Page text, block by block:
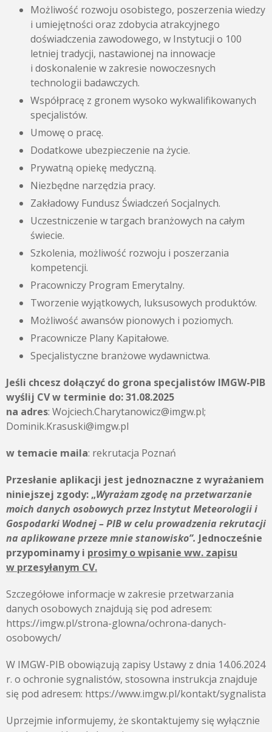
Możliwość rozwoju osobistego, poszerzenia wiedzy
i umiejętności oraz zdobycia atrakcyjnego
doświadczenia zawodowego, w Instytucji o 100
letniej tradycji, nastawionej na innowacje
i doskonalenie w zakresie nowoczesnych
technologii badawczych.
Współpracę z gronem wysoko wykwalifikowanych
specjalistów.
Umowę o pracę.
Dodatkowe ubezpieczenie na życie.
Prywatną opiekę medyczną.
Niezbędne narzędzia pracy.
Zakładowy Fundusz Świadczeń Socjalnych.
Uczestniczenie w targach branżowych na całym
świecie.
Szkolenia, możliwość rozwoju i poszerzania
kompetencji.
Pracowniczy Program Emerytalny.
Tworzenie wyjątkowych, luksusowych produktów.
Możliwość awansów pionowych i poziomych.
Pracownicze Plany Kapitałowe.
Specjalistyczne branżowe wydawnictwa.
Jeśli chcesz dołączyć do grona specjalistów IMGW-PIB
wyślij CV w terminie do:31.08.2025
na adres: Wojciech.Charytanowicz@imgw.pl;
Dominik.Krasuski@imgw.pl
w temacie maila: rekrutacja Poznań
Przesłanie aplikacji jest jednoznaczne z wyrażaniem
niniejszej zgody: „Wyrażam zgodę na przetwarzanie
moich danych osobowych przez Instytut Meteorologii i
Gospodarki Wodnej – PIB w celu prowadzenia rekrutacji
na aplikowane przeze mnie stanowisko”. Jednocześnie
przypominamy i prosimy o wpisanie ww. zapisu
w przesyłanym CV.
Szczegółowe informacje w zakresie przetwarzania
danych osobowych znajdują się pod adresem:
https://imgw.pl/strona-glowna/ochrona-danych-
osobowych/
W IMGW-PIB obowiązują zapisy Ustawy z dnia 14.06.2024
r. o ochronie sygnalistów, stosowna instrukcja znajduje
się pod adresem: https://www.imgw.pl/kontakt/sygnalista
Uprzejmie informujemy, że skontaktujemy się wyłącznie